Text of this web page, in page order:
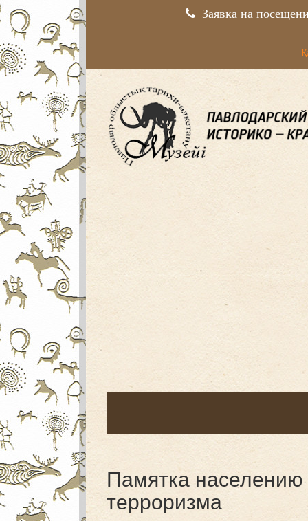
Заявка на
Памятка
терроризма